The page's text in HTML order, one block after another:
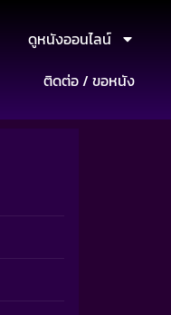
ดูหนังออนไลน์
ติดต่อ / ขอหนัง